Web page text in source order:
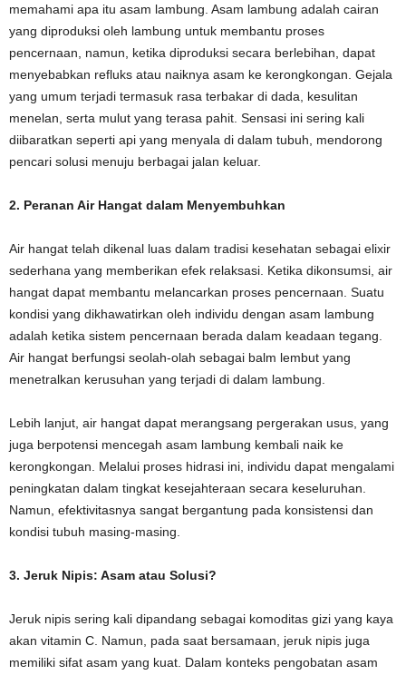
memahami apa itu asam lambung. Asam lambung adalah cairan
yang diproduksi oleh lambung untuk membantu proses
pencernaan, namun, ketika diproduksi secara berlebihan, dapat
menyebabkan refluks atau naiknya asam ke kerongkongan. Gejala
yang umum terjadi termasuk rasa terbakar di dada, kesulitan
menelan, serta mulut yang terasa pahit. Sensasi ini sering kali
diibaratkan seperti api yang menyala di dalam tubuh, mendorong
pencari solusi menuju berbagai jalan keluar.
2. Peranan Air Hangat dalam Menyembuhkan
Air hangat telah dikenal luas dalam tradisi kesehatan sebagai elixir
sederhana yang memberikan efek relaksasi. Ketika dikonsumsi, air
hangat dapat membantu melancarkan proses pencernaan. Suatu
kondisi yang dikhawatirkan oleh individu dengan asam lambung
adalah ketika sistem pencernaan berada dalam keadaan tegang.
Air hangat berfungsi seolah-olah sebagai balm lembut yang
menetralkan kerusuhan yang terjadi di dalam lambung.
Lebih lanjut, air hangat dapat merangsang pergerakan usus, yang
juga berpotensi mencegah asam lambung kembali naik ke
kerongkongan. Melalui proses hidrasi ini, individu dapat mengalami
peningkatan dalam tingkat kesejahteraan secara keseluruhan.
Namun, efektivitasnya sangat bergantung pada konsistensi dan
kondisi tubuh masing-masing.
3. Jeruk Nipis: Asam atau Solusi?
Jeruk nipis sering kali dipandang sebagai komoditas gizi yang kaya
akan vitamin C. Namun, pada saat bersamaan, jeruk nipis juga
memiliki sifat asam yang kuat. Dalam konteks pengobatan asam